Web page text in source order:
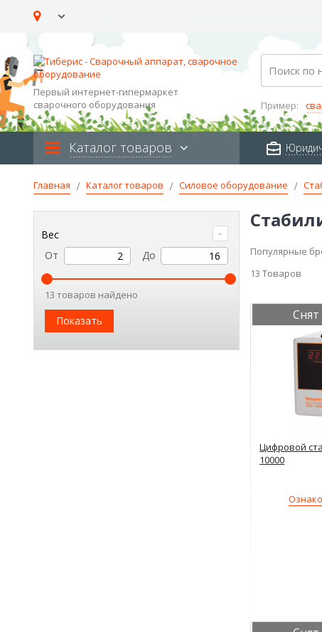
Первый интернет-гипермаркет
сварочного оборудования
Search
Пример:
Каталог товаров
Главная Каталог товаров Силовое оборудование
Популярные
13 Товаров
Снят
Цифровой
10000
Вес
От
До
13 товаров найдено
Показать